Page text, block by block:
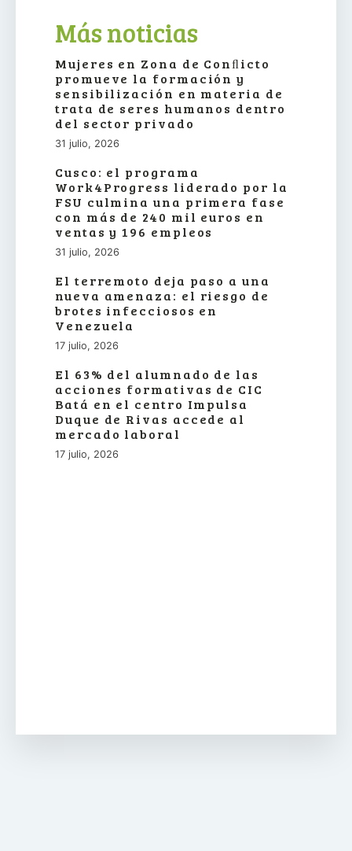
Más noticias
Mujeres en Zona de Conﬂicto
promueve la formación y
sensibilización en materia de
trata de seres humanos dentro
del sector privado
31 julio, 2026
Cusco: el programa
Work4Progress liderado por la
FSU culmina una primera fase
con más de 240 mil euros en
ventas y 196 empleos
31 julio, 2026
El terremoto deja paso a una
nueva amenaza: el riesgo de
brotes infecciosos en
Venezuela
17 julio, 2026
El 63% del alumnado de las
acciones formativas de CIC
Batá en el centro Impulsa
Duque de Rivas accede al
mercado laboral
17 julio, 2026